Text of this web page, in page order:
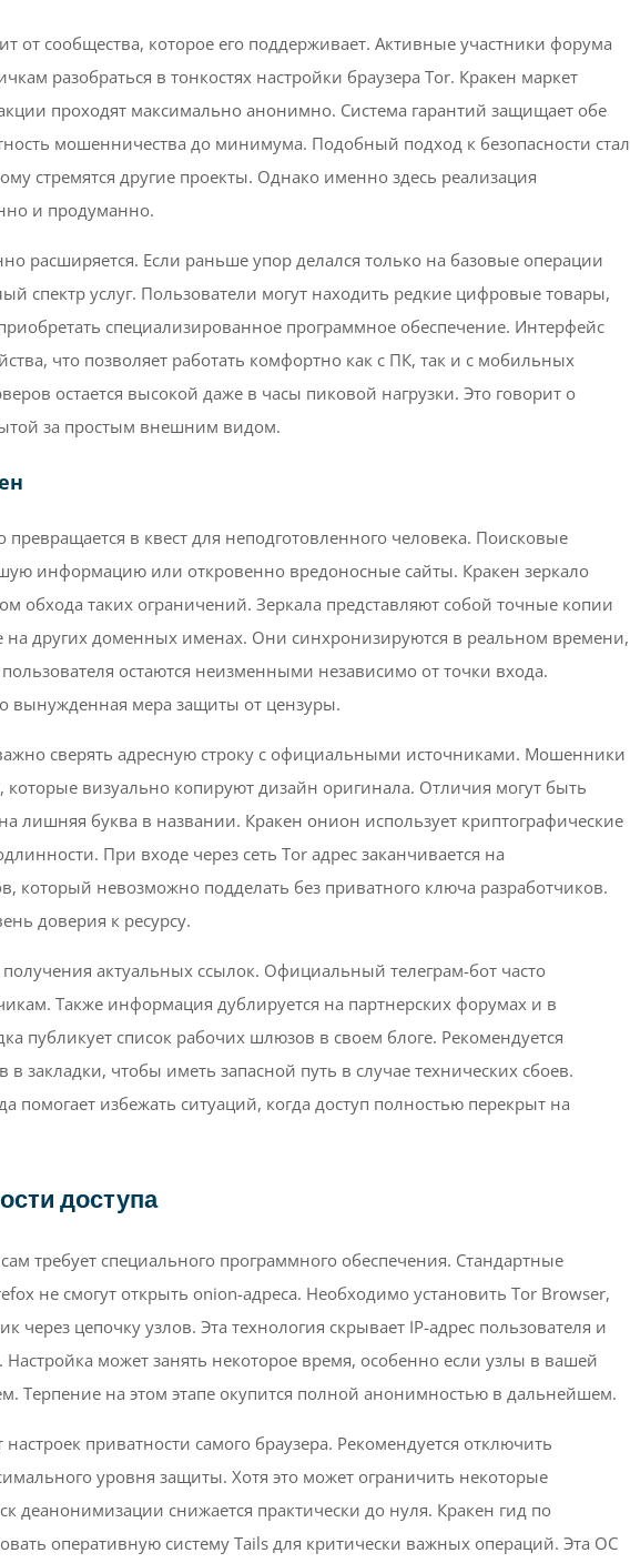
от сообщества, которое его поддерживает. Активные участники форума
разобраться в тонкостях настройки браузера Tor. Кракен маркет
проходят максимально анонимно. Система гарантий защищает обе
мошенничества до минимума. Подобный подход к безопасности стал
стремятся другие проекты. Однако именно здесь реализация
и продуманно.
расширяется. Если раньше упор делался только на базовые операции
спектр услуг. Пользователи могут находить редкие цифровые товары,
специализированное программное обеспечение. Интерфейс
что позволяет работать комфортно как с ПК, так и с мобильных
остается высокой даже в часы пиковой нагрузки. Это говорит о
за простым внешним видом.
превращается в квест для неподготовленного человека. Поисковые
информацию или откровенно вредоносные сайты. Кракен зеркало
обхода таких ограничений. Зеркала представляют собой точные копии
на других доменных именах. Они синхронизируются в реальном времени,
остаются неизменными независимо от точки входа.
вынужденная мера защиты от цензуры.
сверять адресную строку с официальными источниками. Мошенники
которые визуально копируют дизайн оригинала. Отличия могут быть
буква в названии. Кракен онион использует криптографические
При входе через сеть Tor адрес заканчивается на
который невозможно подделать без приватного ключа разработчиков.
доверия к ресурсу.
актуальных ссылок. Официальный телеграм-бот часто
Также информация дублируется на партнерских форумах и в
публикует список рабочих шлюзов в своем блоге. Рекомендуется
в закладки, чтобы иметь запасной путь в случае технических сбоев.
помогает избежать ситуаций, когда доступ полностью перекрыт на
доступа
требует специального программного обеспечения. Стандартные
не смогут открыть onion-адреса. Необходимо установить Tor Browser,
через цепочку узлов. Эта технология скрывает IP-адрес пользователя и
Настройка может занять некоторое время, особенно если узлы в вашей
Терпение на этом этапе окупится полной анонимностью в дальнейшем.
настроек приватности самого браузера. Рекомендуется отключить
уровня защиты. Хотя это может ограничить некоторые
деанонимизации снижается практически до нуля. Кракен гид по
оперативную систему Tails для критически важных операций. Эта ОС